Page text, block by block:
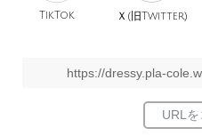
TikTok Ｘ(旧Twitter)
https://dressy.pla-